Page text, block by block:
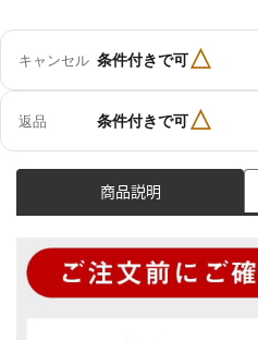
キャンセル 条件付きで可△
返品 条件付きで可△
商品説明